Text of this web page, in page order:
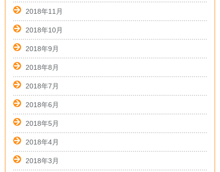
2018年11月
2018年10月
2018年9月
2018年8月
2018年7月
2018年6月
2018年5月
2018年4月
2018年3月